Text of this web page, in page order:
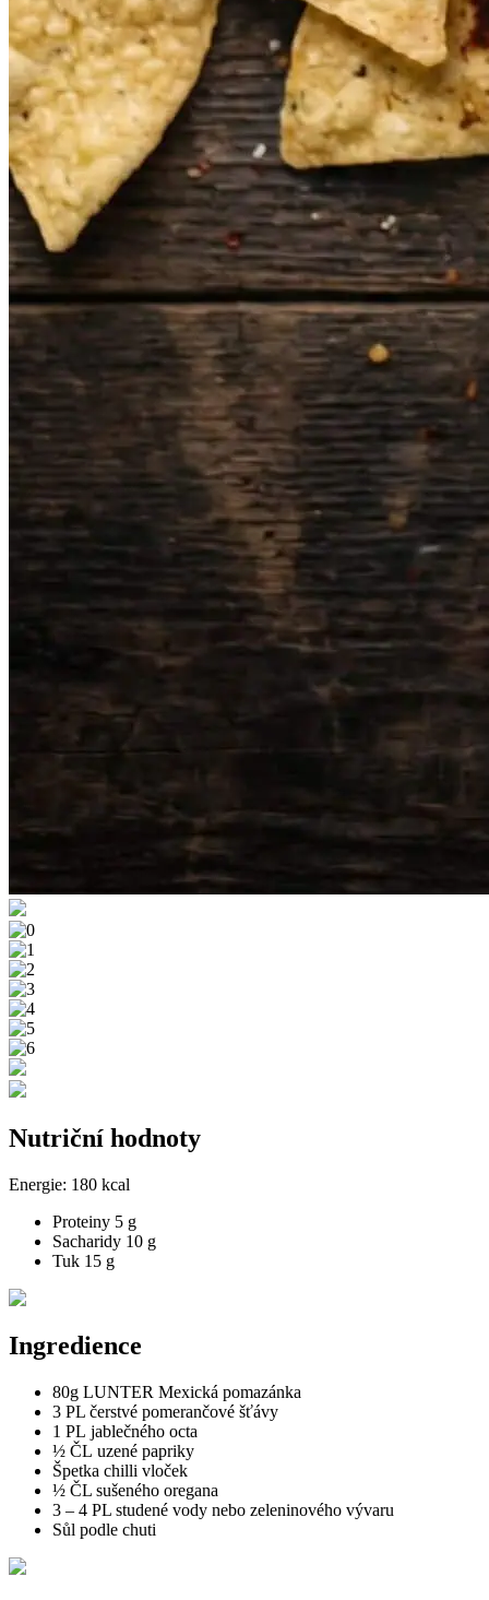
Nutriční hodnoty
Energie: 180 kcal
Proteiny 5 g
Sacharidy 10 g
Tuk 15 g
Ingredience
80g LUNTER Mexická pomazánka
3 PL čerstvé pomerančové šťávy
1 PL jablečného octa
½ ČL uzené papriky
Špetka chilli vloček
½ ČL sušeného oregana
3 – 4 PL studené vody nebo zeleninového vývaru
Sůl podle chuti